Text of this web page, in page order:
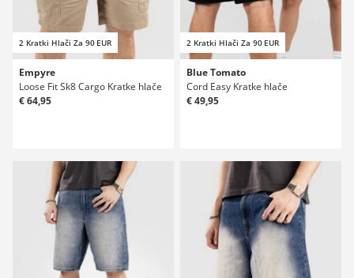
2 Kratki Hlači Za 90 EUR
Empyre
Loose Fit Sk8 Cargo Kratke hlače
€ 64,95
2 Kratki Hlači Za 90 EUR
Blue Tomato
Cord Easy Kratke hlače
€ 49,95